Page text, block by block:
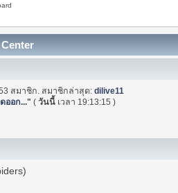
สมาชิก. สมาชิกล่าสุด:dilive11
ออก..." (วันนี้ เวลา 19:13:15 )